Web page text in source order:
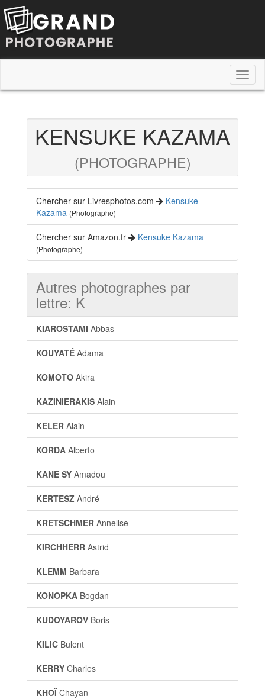
KENSUKE KAZAMA
(PHOTOGRAPHE)
Chercher sur Livresphotos.com
Kensuke
Kazama (Photographe)
Chercher sur Amazon.fr Kensuke Kazama
(Photographe)
Autres photographes par
lettre: K
KIAROSTAMI Abbas
KOUYATÉ Adama
KOMOTO Akira
KAZINIERAKIS Alain
KELER Alain
KORDA Alberto
KANE SY Amadou
KERTESZ André
KRETSCHMER Annelise
KIRCHHERR Astrid
KLEMM Barbara
KONOPKA Bogdan
KUDOYAROV Boris
KILIC Bulent
KERRY Charles
KHOÏ Chayan